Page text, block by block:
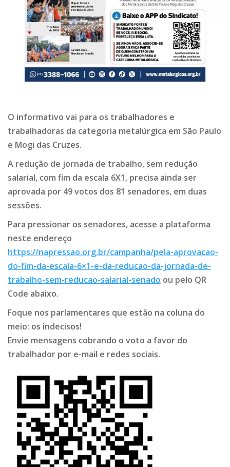
O informativo vai para os trabalhadores e
trabalhadoras da categoria metalúrgica em São Paulo
e Mogi das Cruzes.
A redução de jornada de trabalho, sem redução
salarial, com fim da escala 6X1, precisa ainda ser
aprovada por 49 votos dos 81 senadores, em duas
sessões.
Para pressionar os senadores, acesse a plataforma
neste endereço
https://napressao.org.br/campanha/pela-aprovacao-
do-fim-da-escala-6×1-e-da-reducao-da-jornada-de-
trabalho-sem-reducao-salarial-senado ou pelo QR
Code abaixo.
Foque nos parlamentares que estão na coluna do
meio: os indecisos!
Envie mensagens cobrando o voto a favor do
trabalhador por e-mail e redes sociais.